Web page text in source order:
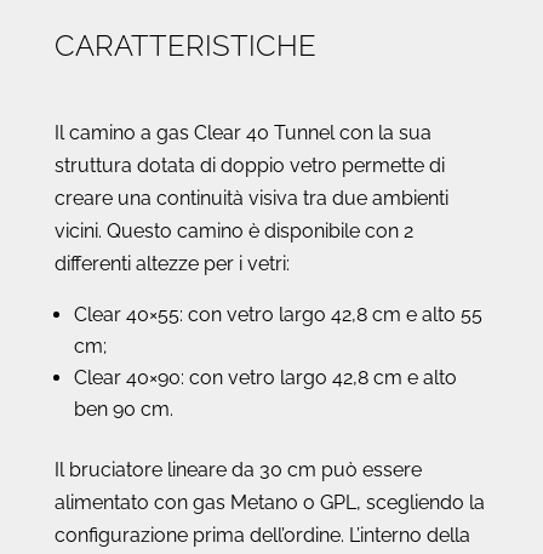
CARATTERISTICHE
Il camino a gas Clear 40 Tunnel con la sua
struttura dotata di doppio vetro permette di
creare una continuità visiva tra due ambienti
vicini. Questo camino è disponibile con 2
differenti altezze per i vetri:
Clear 40×55: con vetro largo 42,8 cm e alto 55
cm;
Clear 40×90: con vetro largo 42,8 cm e alto
ben 90 cm.
Il bruciatore lineare da 30 cm può essere
alimentato con gas Metano o GPL, scegliendo la
configurazione prima dell’ordine. L’interno della